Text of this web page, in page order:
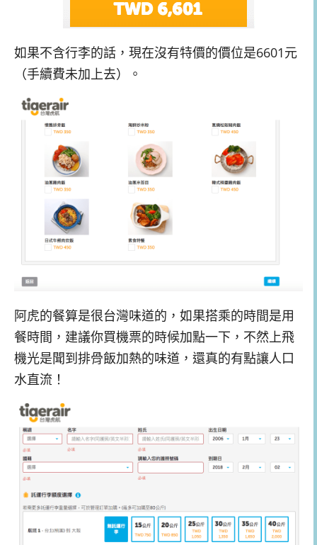
如果不含行李的話，現在沒有特價的價位是6601元
（手續費未加上去）。
阿虎的餐算是很台灣味道的，如果搭乘的時間是用
餐時間，建議你買機票的時候加點一下，不然上飛
機光是聞到排骨飯加熱的味道，還真的有點讓人口
水直流！